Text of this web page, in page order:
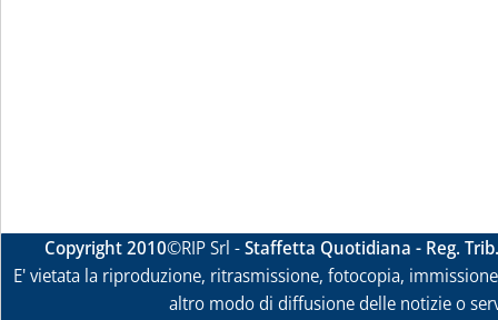
Copyright 2010©RIP Srl -Staffetta Quotidiana - Reg.
E' vietata la riproduzione, ritrasmissione, fotocopia,
altro modo di diffusione delle notizie o